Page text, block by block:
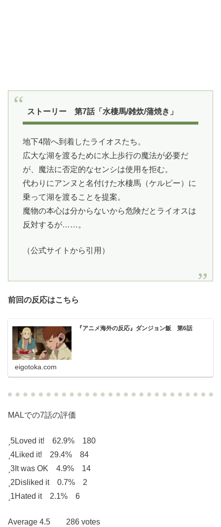
ストーリー 第7話「水棲馬/雑炊/蒲焼き」
地下4階へ到着したライオスたち。
広大な湖を渡るために水上歩行の魔法が必要だ
が、魔法に否定的なセンシは使用を拒む。
代わりにアンヌと名付けた水棲馬（ケルピー）に
乗って湖を渡ることを提案。
魔物の本心は分からないから危険だとライオスは
反対するが……。
（公式サイトから引用）
前回の反応はこちら
『アニメ海外の反応』ダンジョン飯 第6話
eigotoka.com
MALでの7話の評価
5Loved it! 62.9% 180
4Liked it! 29.4% 84
3 It was OK 4.9% 14
2Disliked it 0.7% 2
1Hated it 2.1% 6
Average 4.5 286 votes